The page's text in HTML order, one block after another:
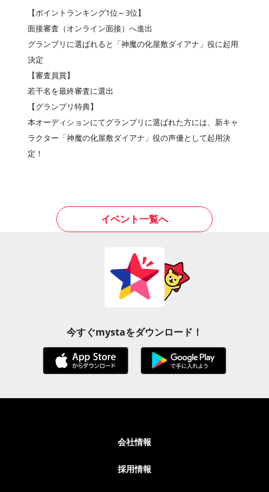
【ポイントランキング1位～3位】
面接審査（オンライン面接）へ進出
グランプリに選ばれると「神魔の化屋敷ダイアナ」役に起用
決定
【審査員賞】
若干名を最終審査に選出
【グランプリ特典】
本オーディションにてグランプリに選ばれた方には、新キャ
ラクター「神魔の化屋敷ダイアナ」役の声優として起用決
定！
イベント一覧へ
今すぐmystaをダウンロード！
会社情報
採用情報